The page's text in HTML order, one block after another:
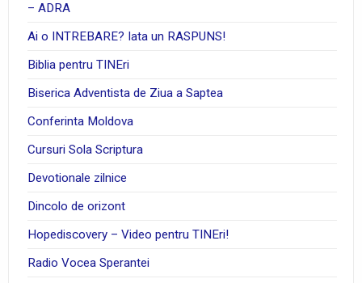
– ADRA
Ai o INTREBARE? Iata un RASPUNS!
Biblia pentru TINEri
Biserica Adventista de Ziua a Saptea
Conferinta Moldova
Cursuri Sola Scriptura
Devotionale zilnice
Dincolo de orizont
Hopediscovery – Video pentru TINEri!
Radio Vocea Sperantei